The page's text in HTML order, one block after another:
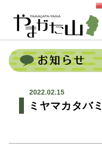
2022.02.15
ミヤマカタバミ